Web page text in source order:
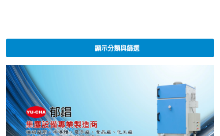
顯示分類與篩選